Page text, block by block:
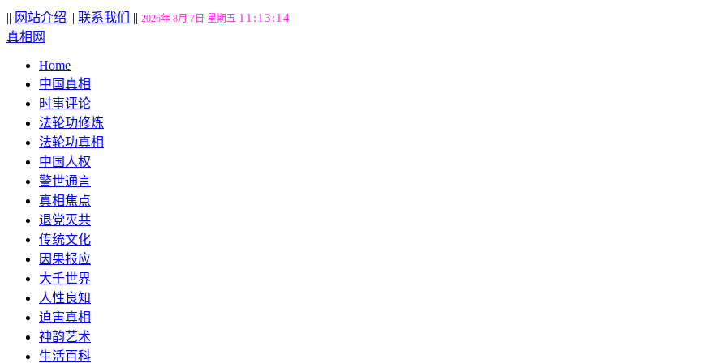
|| 网站介绍 || 联系我们 || 2026年 8月 7日 星期五 11:13:16
真相网
Home
中国真相
时事评论
法轮功修炼
法轮功真相
中国人权
警世通言
真相焦点
退党灭共
传统文化
因果报应
大千世界
人性良知
迫害真相
神韵艺术
生活百科